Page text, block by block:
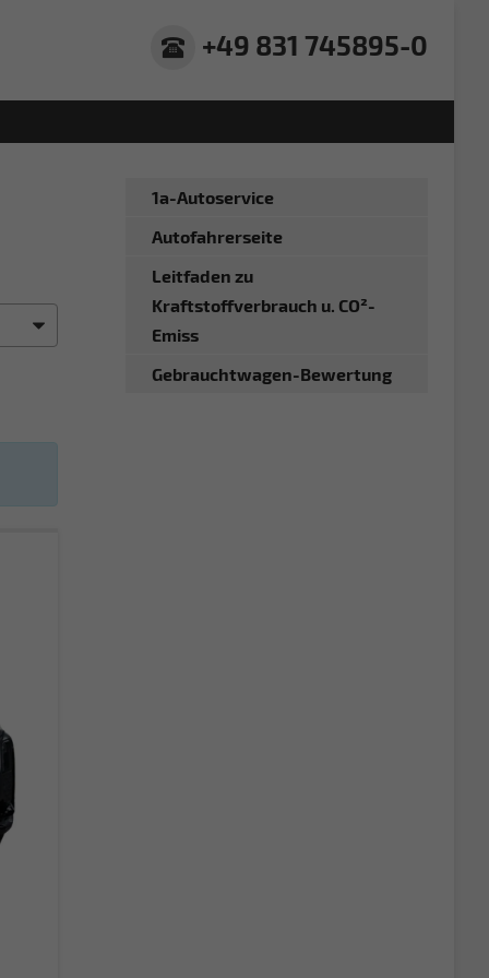
+49 831 745895-0
1a-Autoservice
Autofahrerseite
Leitfaden zu
Kraftstoffverbrauch u. CO²-
Emiss
Gebrauchtwagen-Bewertung